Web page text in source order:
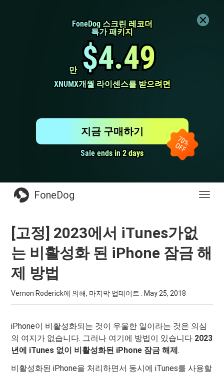
FoneDog 스크린 레코더
FoneDog 스크린 레코더
특가 패키지
특가 패키지
만
만 $4.49
$4.49
XNUMX개월 라이센스를 받으려면
XNUMX개월 라이센스를 받으려면
Sale ends in 2 days
Sale ends in 2 days
지금 구매하기
전
FoneDog
[고정] 2023에서 iTunes가없
는 비활성화 된 iPhone 잠금 해
제 방법
Vernon Roderick에 의해, 마지막 업데이트 : May 25, 2018
iPhone이 비활성화되는 것이 우울한 일이라는 것은 의심
의 여지가 없습니다. 그러나 여기에 방법이 있습니다 2023
년에 iTunes 없이 비활성화된 iPhone 잠금 해제.
비활성화된 iPhone을 처리하면서 동시에 iTunes를 사용할